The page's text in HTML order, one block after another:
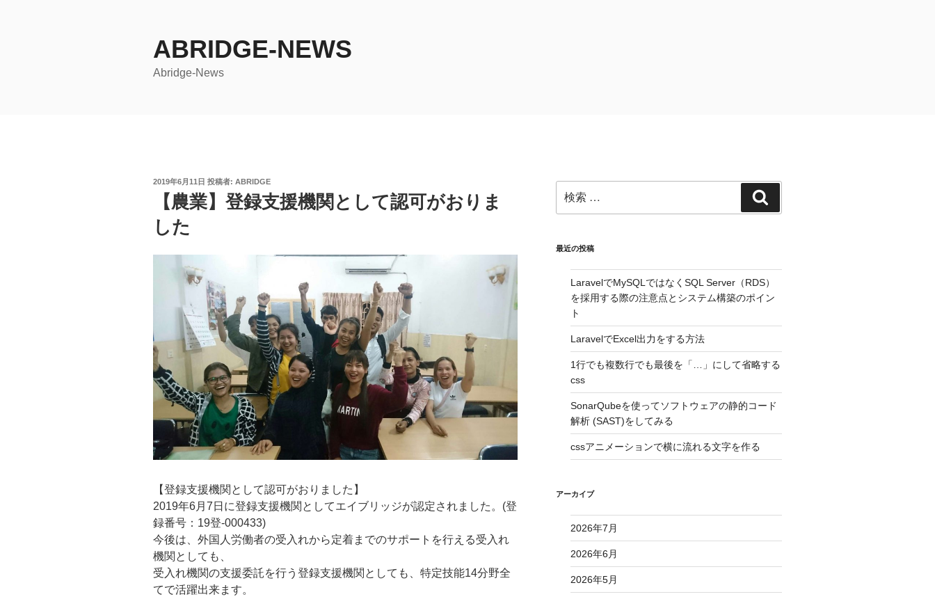
ABRIDGE-NEWS
Abridge-News
投
2019年6月11日 投稿者: ABRIDGE
【農業】登録支援機関として認可がおりま
した
【登録支援機関として認可がおりました】
2019年6月7日に登録支援機関としてエイブリッジが認定されました。(登
録番号：19登-000433)
今後は、外国人労働者の受入れから定着までのサポートを行える受入れ
機関としても、
受入れ機関の支援委託を行う登録支援機関としても、特定技能14分野全
てで活躍出来ます。
索:
索
最近の投稿
LaravelでMySQLではなくSQL Server（RDS）
を採用する際の注意点とシステム構築のポイン
ト
LaravelでExcel出力をする方法
1行でも複数行でも最後を「…」にして省略する
css
SonarQubeを使ってソフトウェアの静的コード
解析 (SAST)をしてみる
cssアニメーションで横に流れる文字を作る
アーカイブ
2026年7月
2026年6月
2026年5月